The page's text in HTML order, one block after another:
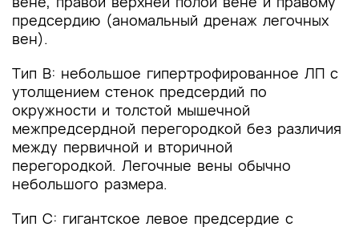
предсердию (аномальный дренаж легочных
вен).
Тип B: небольшое гипертрофированное ЛП с
утолщением стенок предсердий по
окружности и толстой мышечной
межпредсердной перегородкой без различия
между первичной и вторичной
перегородкой. Легочные вены обычно
небольшого размера.
Тип С: гигантское левое предсердие с